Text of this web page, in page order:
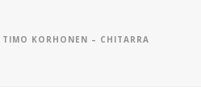
TIMO KORHONEN – CHITARRA